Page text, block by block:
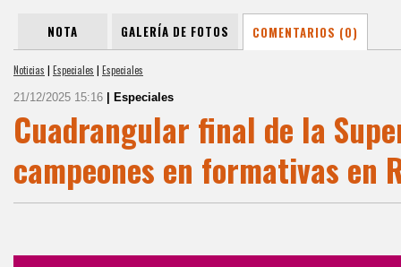
NOTA GALERÍA DE FOTOS COMENTARIOS (0)
Noticias | Especiales | Especiales
21/12/2025 15:16 | Especiales
Cuadrangular final de la
campeones en formativas en